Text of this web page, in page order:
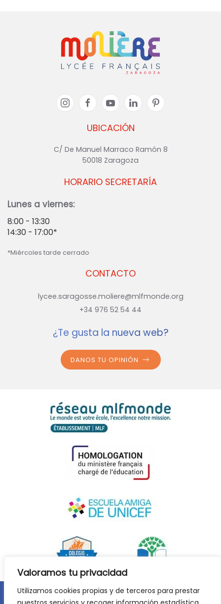
Valoramos tu privacidad
Utilizamos cookies propias y de terceros para prestar
UBICACIÓN
C/ De Manuel Marraco Ramón 8
50018 Zaragoza
CONTACTO
lycee.saragosse.moliere@mlfmonde.org
+34 976 52 54 44
HORARIO SECRETARÍA
Lunes a viernes:
8:00 - 13:30
14:30 - 17:00*
*Miércoles tarde cerrado
¿Te gusta la nueva web?
DANOS TU OPINIÓN